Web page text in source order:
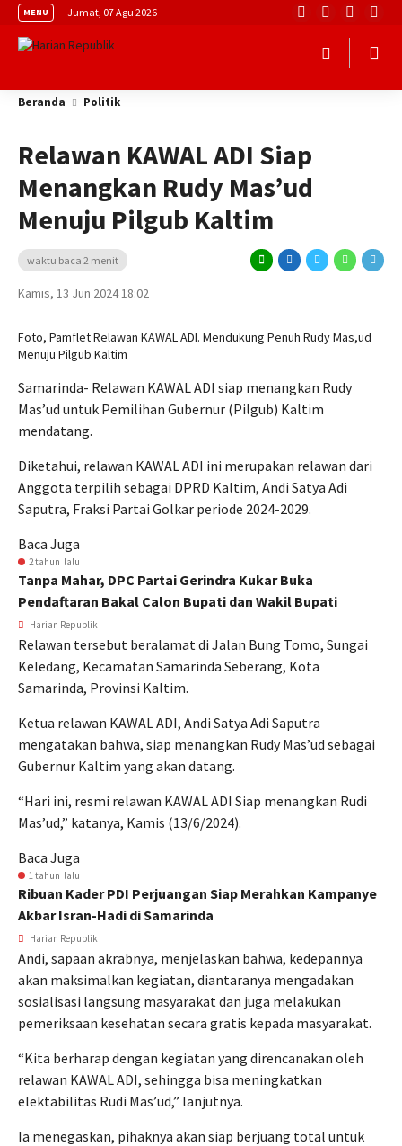
MENU Jumat, 07 Agu 2026
Beranda Politik
Relawan KAWAL ADI Siap
Menangkan Rudy Mas’ud
Menuju Pilgub Kaltim
waktu baca 2 menit
Kamis, 13 Jun 2024 18:02
Foto, Pamflet Relawan KAWAL ADI. Mendukung Penuh Rudy Mas,ud
Menuju Pilgub Kaltim
Samarinda- Relawan KAWAL ADI siap menangkan Rudy
Mas’ud untuk Pemilihan Gubernur (Pilgub) Kaltim
mendatang.
Diketahui, relawan KAWAL ADI ini merupakan relawan dari
Anggota terpilih sebagai DPRD Kaltim, Andi Satya Adi
Saputra, Fraksi Partai Golkar periode 2024-2029.
Baca Juga
2 tahun lalu
Tanpa Mahar, DPC Partai Gerindra Kukar Buka
Pendaftaran Bakal Calon Bupati dan Wakil Bupati
Harian Republik
Relawan tersebut beralamat di Jalan Bung Tomo, Sungai
Keledang, Kecamatan Samarinda Seberang, Kota
Samarinda, Provinsi Kaltim.
Ketua relawan KAWAL ADI, Andi Satya Adi Saputra
mengatakan bahwa, siap menangkan Rudy Mas’ud sebagai
Gubernur Kaltim yang akan datang.
“Hari ini, resmi relawan KAWAL ADI Siap menangkan Rudi
Mas’ud,” katanya, Kamis (13/6/2024).
Baca Juga
1 tahun lalu
Ribuan Kader PDI Perjuangan Siap Merahkan Kampanye
Akbar Isran-Hadi di Samarinda
Harian Republik
Andi, sapaan akrabnya, menjelaskan bahwa, kedepannya
akan maksimalkan kegiatan, diantaranya mengadakan
sosialisasi langsung masyarakat dan juga melakukan
pemeriksaan kesehatan secara gratis kepada masyarakat.
“Kita berharap dengan kegiatan yang direncanakan oleh
relawan KAWAL ADI, sehingga bisa meningkatkan
elektabilitas Rudi Mas’ud,” lanjutnya.
Ia menegaskan, pihaknya akan siap berjuang total untuk